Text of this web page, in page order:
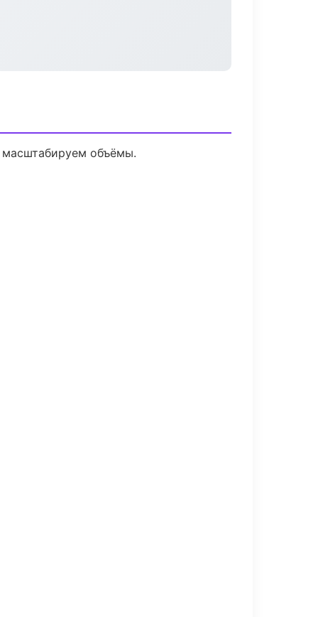
масштабируем объёмы.